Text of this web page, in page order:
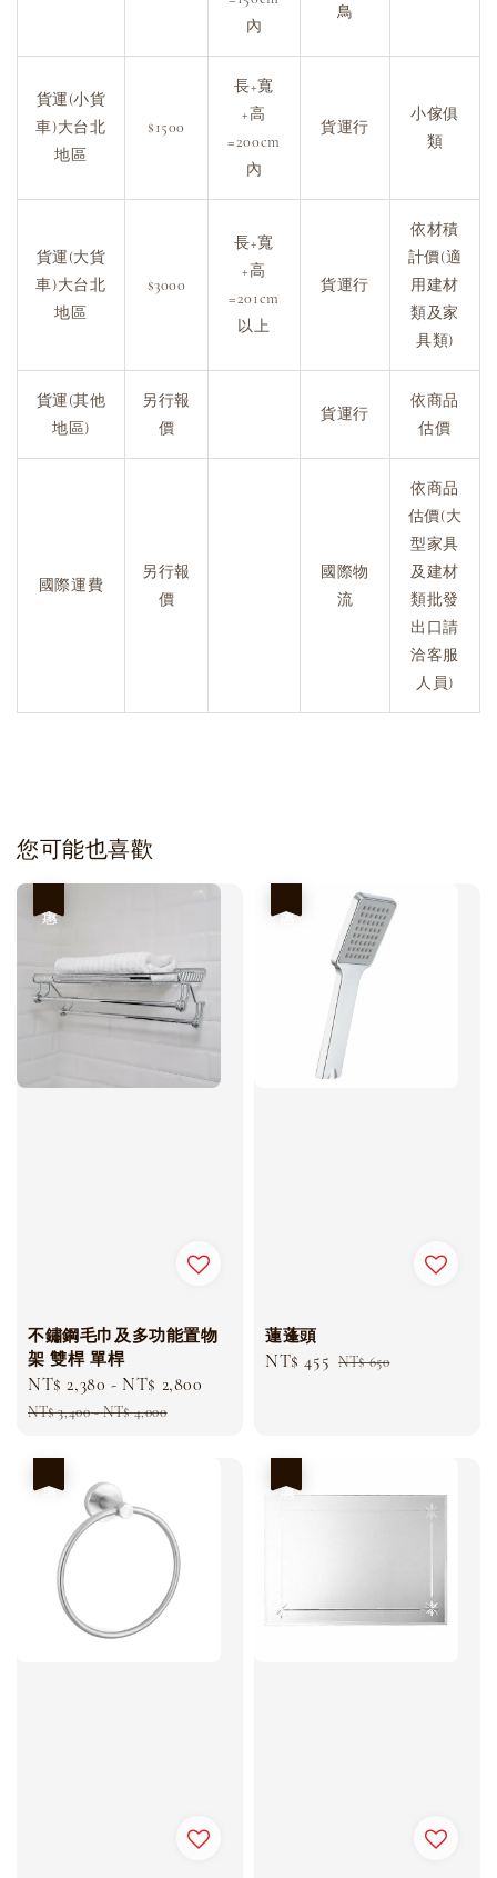
內
鳥
貨運(小貨
車)大台北
地區
$1500
長+寬
+高
=200cm
內
貨運行
小傢俱
類
貨運(大貨
車)大台北
地區
$3000
長+寬
+高
=201cm
以上
貨運行
依材積
計價(適
用建材
類及家
具類)
貨運(其他
地區)
另行報
價
貨運行
依商品
估價
國際運費
另行報
價
國際物
流
依商品
估價(大
型家具
及建材
類批發
出口請
洽客服
人員)
您可能也喜歡
不鏽鋼毛巾及多功能置物
架 雙桿 單桿
Sale
price
NT$ 2,380 - NT$ 2,800
NT$ 3,400-NT$ 4,000
蓮蓬頭
Sale
NT$ 455 Regular
NT$ 650